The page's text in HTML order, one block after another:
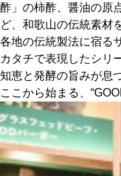
酢」の柿酢、醤油の原
ど、和歌山の伝統素材
各地の伝統製法に宿る
カタチで表現したシリ
知恵と発酵の旨みが息
ここから始まる、